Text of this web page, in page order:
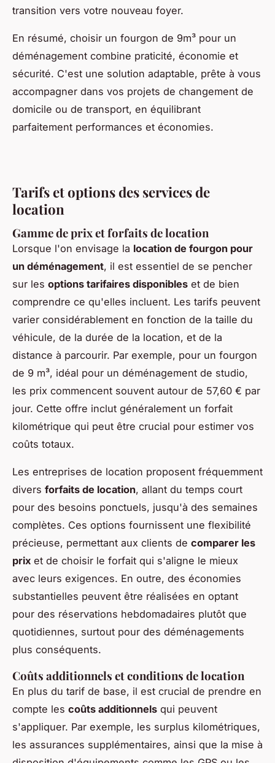
transition vers votre nouveau foyer.
En résumé, choisir un fourgon de 9m³ pour un
déménagement combine praticité, économie et
sécurité. C'est une solution adaptable, prête à vous
accompagner dans vos projets de changement de
domicile ou de transport, en équilibrant
parfaitement performances et économies.
Tarifs et options des services de
location
Gamme de prix et forfaits de location
Lorsque l'on envisage la location de fourgon pour
un déménagement, il est essentiel de se pencher
sur les options tarifaires disponibles et de bien
comprendre ce qu'elles incluent. Les tarifs peuvent
varier considérablement en fonction de la taille du
véhicule, de la durée de la location, et de la
distance à parcourir. Par exemple, pour un fourgon
de 9 m³, idéal pour un déménagement de studio,
les prix commencent souvent autour de 57,60 € par
jour. Cette offre inclut généralement un forfait
kilométrique qui peut être crucial pour estimer vos
coûts totaux.
Les entreprises de location proposent fréquemment
divers forfaits de location, allant du temps court
pour des besoins ponctuels, jusqu'à des semaines
complètes. Ces options fournissent une flexibilité
précieuse, permettant aux clients de comparer les
prix et de choisir le forfait qui s'aligne le mieux
avec leurs exigences. En outre, des économies
substantielles peuvent être réalisées en optant
pour des réservations hebdomadaires plutôt que
quotidiennes, surtout pour des déménagements
plus conséquents.
Coûts additionnels et conditions de location
En plus du tarif de base, il est crucial de prendre en
compte les coûts additionnels qui peuvent
s'appliquer. Par exemple, les surplus kilométriques,
les assurances supplémentaires, ainsi que la mise à